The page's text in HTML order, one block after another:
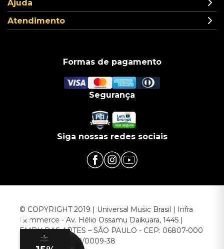
Ajuda
Atendimento
Formas de pagamento
Segurança
Siga nossas redes sociais
© COPYRIGHT 2019 | Universal Music Brasil | Infra
Commerce - Av. Hélio Ossamu Daikuara, 1445 |
EMBU DAS ARTES – SÃO PAULO - CEP: 06807-000
CNPJ: 00.952.789/0009-38